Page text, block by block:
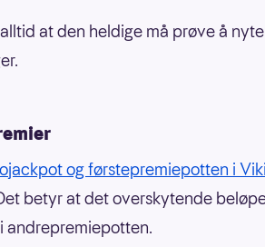
at den heldige må prøve å
og førstepremiepotten i
betyr at det overskytende
andrepremiepotten.